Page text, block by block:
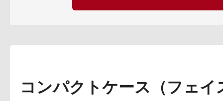
コンパクトケース（フェイ